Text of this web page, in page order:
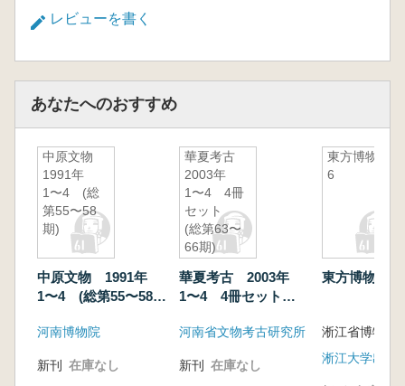
レビューを書く
あなたへのおすすめ
中原文物
1991年
1〜4 (総
第55〜58
期)
中原文物 1991年
1〜4 (総第55〜58
河南博物院
新刊 在庫なし
華夏考古
2003年
1〜4 4冊
セット
(総第63〜
66期)
華夏考古 2003年
1〜4 4冊セット
河南省文物考古研究所
新刊 在庫なし
東方博物
6
東方博物 6
淅江省博物
淅江大学出版